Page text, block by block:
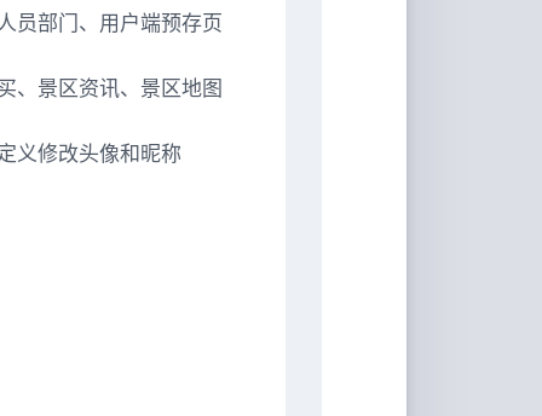
员部门、用户端预存页
、景区资讯、景区地图
义修改头像和昵称